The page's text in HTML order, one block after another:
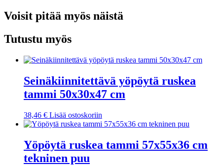
Voisit pitää myös näistä
Tutustu myös
Seinäkiinnitettävä yöpöytä ruskea
tammi 50x30x47 cm
38,46 € Lisää ostoskoriin
Yöpöytä ruskea tammi 57x55x36 cm
tekninen puu